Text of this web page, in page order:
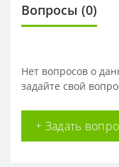
Вопросы (0)
Нет вопросов о
задайте свой
+ Задать